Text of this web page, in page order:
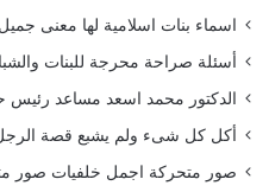
اسماء بنات اسلامية لها معنى جميل
أسئلة صراحة محرجة للبنات والشباب
الدكتور محمد اسعد مساعد
أكل كل شىء ولم يشبع قصة الرجل
صور متحركة اجمل خلفيات صور